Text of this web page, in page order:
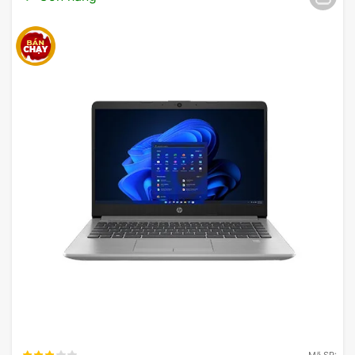
khả năng xử lý đồ họa cơ bản và các ứng dụng
văn phòng, giải trí nhẹ nhàng.
Bảo Mật & Kết Nối
Các tính năng bảo mật tiên tiến như cảm
biến vân tay, camera IR cho nhận diện khuôn mặt,
TPM 2.0 và các công nghệ bảo mật của HP.
Các cổng phổ biến như USB Type-A,
USB Type-C, HDMI, RJ-45 và jack tai nghe 3.5mm.
Kết nối không dây:Wi-Fi 6 và Bluetooth 5.2, đảm
bảo kết nối mạng nhanh chóng và ổn định.
nhận diện khuôn mặt và TPM 2.0 để mã hóa dữ